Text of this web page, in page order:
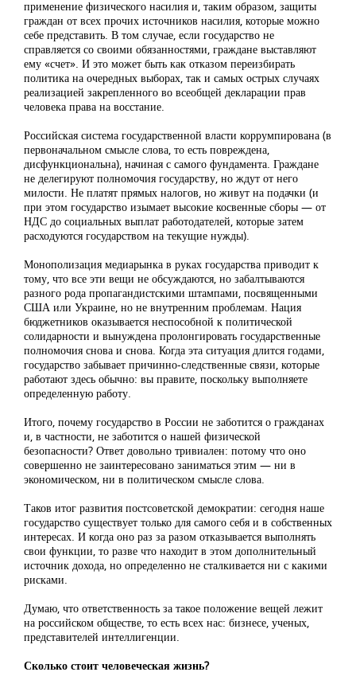
применение физического насилия и, таким образом, защиты
граждан от всех прочих источников насилия, которые можно
себе представить. В том случае, если государство не
справляется со своими обязанностями, граждане выставляют
ему «счет». И это может быть как отказом переизбирать
политика на очередных выборах, так и самых острых случаях
реализацией закрепленного во всеобщей декларации прав
человека права на восстание.
Российская система государственной власти коррумпирована (в
первоначальном смысле слова, то есть повреждена,
дисфункциональна), начиная с самого фундамента. Граждане
не делегируют полномочия государству, но ждут от него
милости. Не платят прямых налогов, но живут на подачки (и
при этом государство изымает высокие косвенные сборы — от
НДС до социальных выплат работодателей, которые затем
расходуются государством на текущие нужды).
Монополизация медиарынка в руках государства приводит к
тому, что все эти вещи не обсуждаются, но забалтываются
разного рода пропагандистскими штампами, посвященными
США или Украине, но не внутренним проблемам. Нация
бюджетников оказывается неспособной к политической
солидарности и вынуждена пролонгировать государственные
полномочия снова и снова. Когда эта ситуация длится годами,
государство забывает причинно-следственные связи, которые
работают здесь обычно: вы правите, поскольку выполняете
определенную работу.
Итого, почему государство в России не заботится о гражданах
и, в частности, не заботится о нашей физической
безопасности? Ответ довольно тривиален: потому что оно
совершенно не заинтересовано заниматься этим — ни в
экономическом, ни в политическом смысле слова.
Таков итог развития постсоветской демократии: сегодня наше
государство существует только для самого себя и в собственных
интересах. И когда оно раз за разом отказывается выполнять
свои функции, то разве что находит в этом дополнительный
источник дохода, но определенно не сталкивается ни с какими
рисками.
Думаю, что ответственность за такое положение вещей лежит
на российском обществе, то есть всех нас: бизнесе, ученых,
представителей интеллигенции.
Сколько стоит человеческая жизнь?